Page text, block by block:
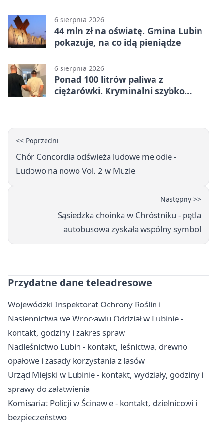
6 sierpnia 2026
44 mln zł na oświatę. Gmina Lubin
pokazuje, na co idą pieniądze
6 sierpnia 2026
Ponad 100 litrów paliwa z
ciężarówki. Kryminalni szybko
<< Poprzedni
Chór Concordia odświeża ludowe melodie -
Ludowo na nowo Vol. 2 w Muzie
Następny >>
Sąsiedzka choinka w Chróstniku - pętla
autobusowa zyskała wspólny symbol
Przydatne dane teleadresowe
Wojewódzki Inspektorat Ochrony Roślin i
Nasiennictwa we Wrocławiu Oddział w Lubinie -
kontakt, godziny i zakres spraw
Nadleśnictwo Lubin - kontakt, leśnictwa, drewno
opałowe i zasady korzystania z lasów
Urząd Miejski w Lubinie - kontakt, wydziały, godziny i
sprawy do załatwienia
Komisariat Policji w Ścinawie - kontakt, dzielnicowi i
bezpieczeństwo